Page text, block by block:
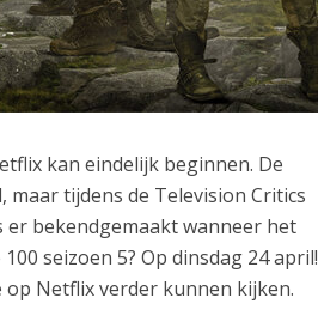
kan eindelijk beginnen. De
tijdens de Television Critics
bekendgemaakt wanneer het
seizoen 5? Op dinsdag 24 april!
Netflix verder kunnen kijken.